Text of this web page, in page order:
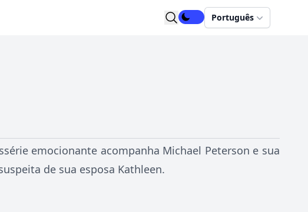
Português
emocionante acompanha Michael Peterson e sua
de sua esposa Kathleen.